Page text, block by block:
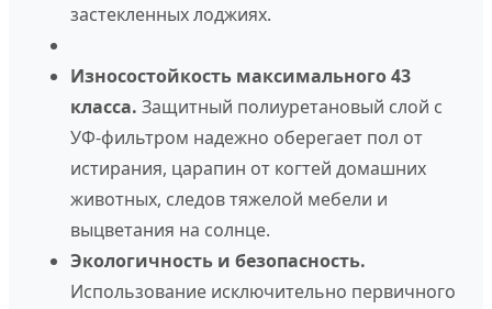
застекленных лоджиях.
Износостойкость максимального 43
класса. Защитный полиуретановый слой с
УФ-фильтром надежно оберегает пол от
истирания, царапин от когтей домашних
животных, следов тяжелой мебели и
выцветания на солнце.
Экологичность и безопасность.
Использование исключительно первичного